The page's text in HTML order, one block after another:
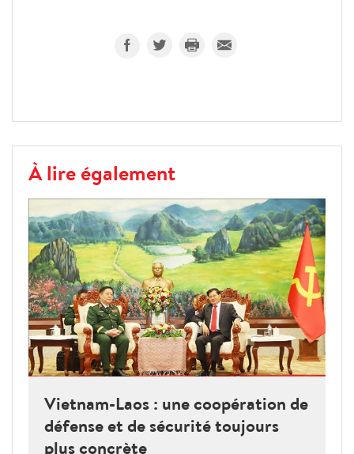
À lire également
Vietnam-Laos : une coopération de
défense et de sécurité toujours
plus concrète